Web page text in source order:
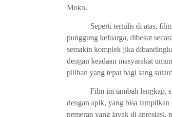
Moko.
Seperti tertulis di atas,
punggung keluarga, dibesut
semakin komplek jika
dengan keadaan masyarakat
pilihan yang tepat bagi sang
Film ini tambah lengkap,
dengan apik, yang bisa tampilkan
pemeran yang layak di apresiasi,